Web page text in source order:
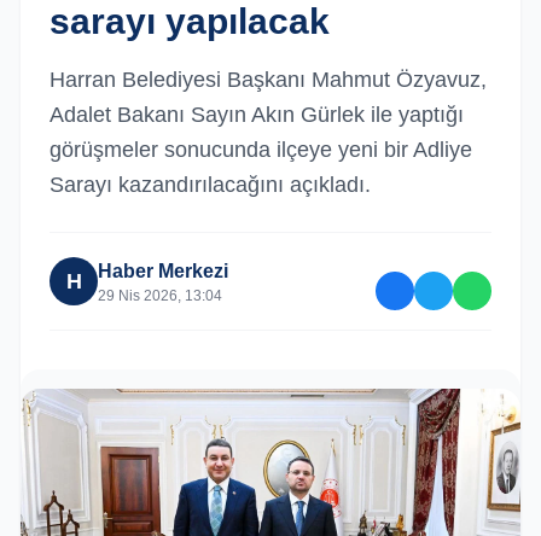
sarayı yapılacak
Harran Belediyesi Başkanı Mahmut Özyavuz,
Adalet Bakanı Sayın Akın Gürlek ile yaptığı
görüşmeler sonucunda ilçeye yeni bir Adliye
Sarayı kazandırılacağını açıkladı.
H Haber Merkezi
29 Nis 2026, 13:04